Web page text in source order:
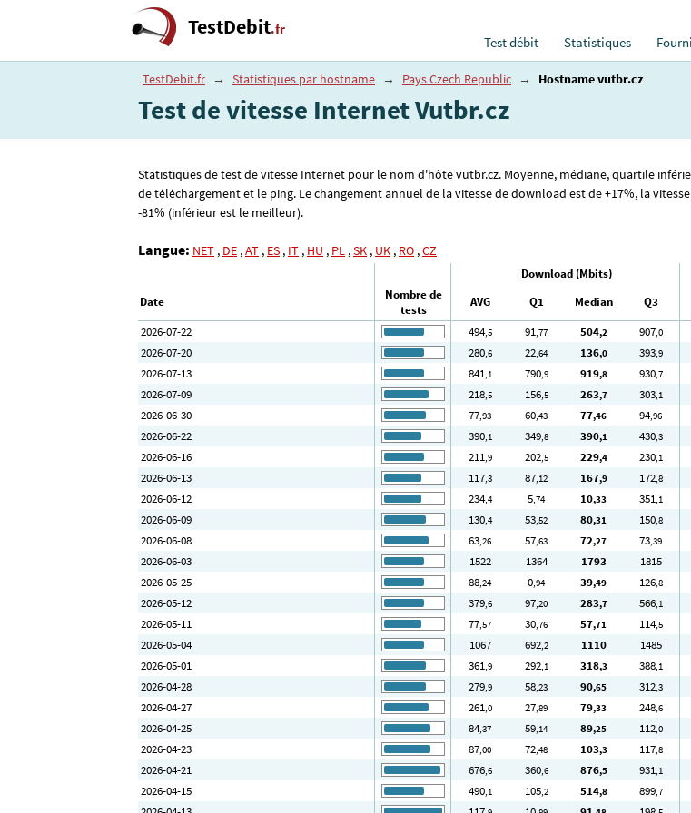
TestDebit.fr
Test débit Statistiques
TestDebit.fr → Statistiques par hostname → Pays Czech Republic → Hostname vutbr.cz
Test de vitesse Internet Vutbr.cz
Statistiques de test de vitesse Internet pour le nom d'hôte vutbr.cz. Moyenne, médiane, quartile
de téléchargement et le ping. Le changement annuel de la vitesse de download est de +17%, la
-81% (inférieur est le meilleur).
Langue: NET , DE ,AT , ES , IT , HU , PL ,SK , UK , RO ,CZ
Download (Mbits)
Date
Nombre de
tests
AVG Q1 Median Q3
2026-07-22
494,5 91,77 504,2 907,0
2026-07-20
280,6 22,64 136,0 393,9
2026-07-13
841,1 790,9 919,8 930,7
2026-07-09
218,5 156,5 263,7 303,1
2026-06-30
77,93 60,43 77,46 94,96
2026-06-22
390,1 349,8 390,1 430,3
2026-06-16
211,9 202,5 229,4 230,1
2026-06-13
117,3 87,12 167,9 172,8
2026-06-12
234,4 5,74 10,33 351,1
2026-06-09
130,4 53,52 80,31 150,8
2026-06-08
63,26 57,63 72,27 73,39
2026-06-03
1522 1364 1793 1815
2026-05-25
88,24 0,94 39,49 126,8
2026-05-12
379,6 97,20 283,7 566,1
2026-05-11
77,57 30,76 57,71 114,5
2026-05-04
1067 692,2 1110 1485
2026-05-01
361,9 292,1 318,3 388,1
2026-04-28
279,9 58,23 90,65 312,3
2026-04-27
261,0 27,89 79,33 248,6
2026-04-25
84,37 59,14 89,25 112,0
2026-04-23
87,00 72,48 103,3 117,8
2026-04-21
676,6 360,6 876,5 931,1
2026-04-15
490,1 105,2 514,8 899,7